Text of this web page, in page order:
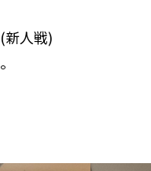
新人戦)